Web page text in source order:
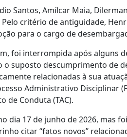
Santos, Amílcar Maia,
critério de antiguidade,
para o cargo de
foi interrompida após alguns
suposto descumprimento de
relacionadas à sua
Administrativo Disciplinar
de Conduta (TAC).
dia 17 de junho de 2026, mas
citar “fatos novos”